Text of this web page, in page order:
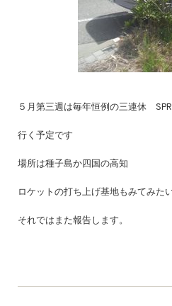
５月第三週は毎年恒例の三連休
行く予定です
場所は種子島か四国の高知
ロケットの打ち上げ基地もみてみ
それではまた報告します。